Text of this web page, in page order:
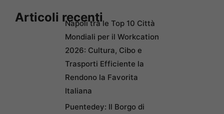
Articoli recentiNapoli tra le Top 10 Città
Mondiali per il Workcation
2026: Cultura, Cibo e
Trasporti Efficiente la
Rendono la Favorita
Italiana
Puentedey: Il Borgo di